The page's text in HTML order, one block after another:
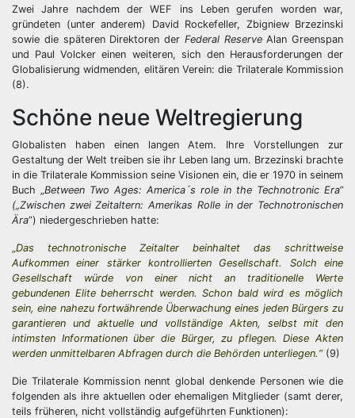
Zwei Jahre nachdem der WEF ins Leben gerufen worden war,
gründeten (unter anderem) David Rockefeller, Zbigniew Brzezinski
sowie die späteren Direktoren der Federal ReserveAlan Greenspan
und Paul Volcker einen weiteren, sich den Herausforderungen der
Globalisierung widmenden, elitären Verein: die Trilaterale Kommission
(8).
Schöne neue Weltregierung
Globalisten haben einen langen Atem. Ihre Vorstellungen zur
Gestaltung der Welt treiben sie ihr Leben lang um. Brzezinski brachte
in die Trilaterale Kommission seine Visionen ein, die er 1970 in seinem
Buch „Between Two Ages: America´s role in the Technotronic Era“
(„Zwischen zwei Zeitaltern: Amerikas Rolle in der Technotronischen
Ära”) niedergeschrieben hatte:
„Das technotronische Zeitalter beinhaltet das schrittweise
Aufkommen einer stärker kontrollierten Gesellschaft. Solch eine
Gesellschaft würde von einer nicht an traditionelle Werte
gebundenen Elite beherrscht werden. Schon bald wird es möglich
sein, eine nahezu fortwährende Überwachung eines jeden Bürgers zu
garantieren und aktuelle und vollständige Akten, selbst mit den
intimsten Informationen über die Bürger, zu pflegen. Diese Akten
werden unmittelbaren Abfragen durch die Behörden unterliegen.“(9)
Die Trilaterale Kommission nennt global denkende Personen wie die
folgenden als ihre aktuellen oder ehemaligen Mitglieder (samt derer,
teils früheren, nicht vollständig aufgeführten Funktionen):